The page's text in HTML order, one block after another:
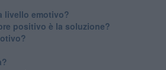
livello emotivo?
positivo è la soluzione?